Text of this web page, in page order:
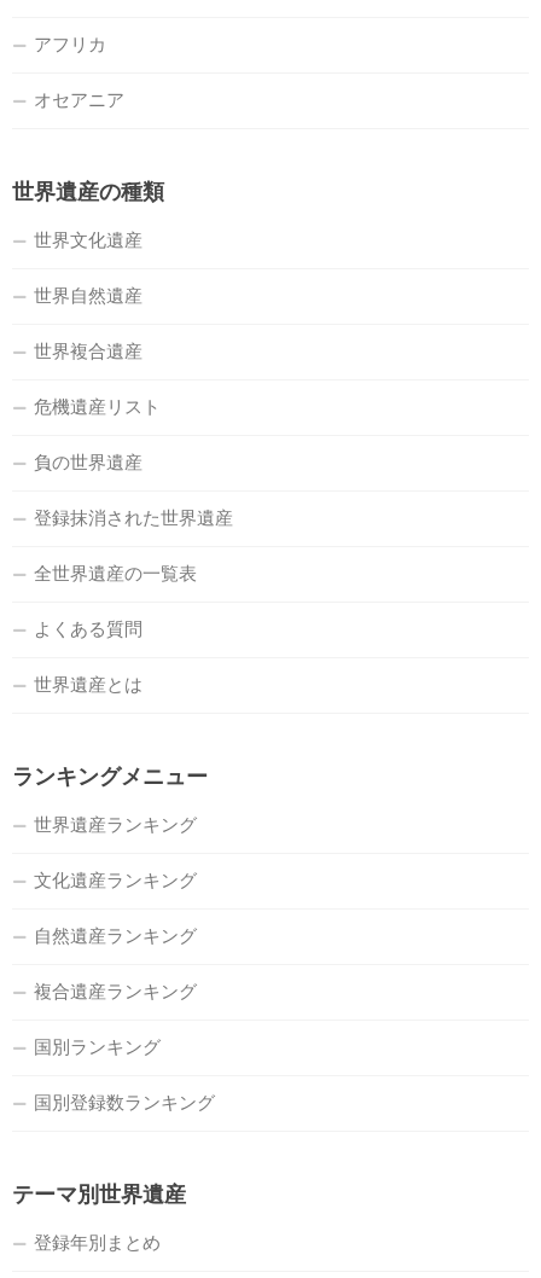
アフリカ
オセアニア
世界遺産の種類
世界文化遺産
世界自然遺産
世界複合遺産
危機遺産リスト
負の世界遺産
登録抹消された世界遺産
全世界遺産の一覧表
よくある質問
世界遺産とは
ランキングメニュー
世界遺産ランキング
文化遺産ランキング
自然遺産ランキング
複合遺産ランキング
国別ランキング
国別登録数ランキング
テーマ別世界遺産
登録年別まとめ